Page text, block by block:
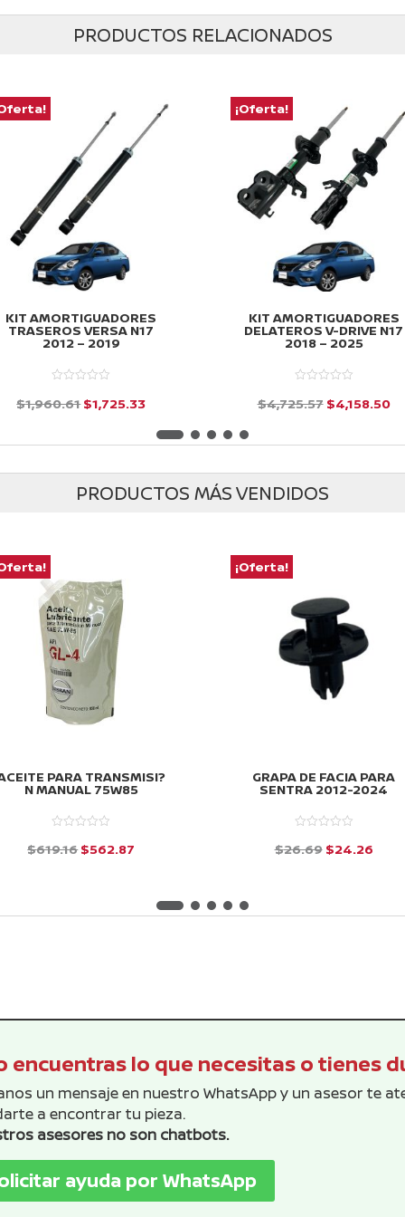
PRODUCTOS RELACIONADOS
KIT AMORTIGUADORES
TRASEROS VERSA N17
2012 – 2019
$1,960.61El
original
era:
$1,960.61.
$1,725.33El
precio
actual
es:
$1,725.33.
¡Oferta!
KIT AMORTIGUADORES
DELATEROS V-DRIVE N17
2018 – 2025
$4,725.57 El
original
era:
$4,725.57.
$4,158.50El
PRODUCTOS MÁS VENDIDOS
PARA TRANSMISI?
N MANUAL 75W85
$619.16El
era:
$562.87
es:
¡Oferta!
GRAPA DE FACIA PARA
SENTRA 2012-2024
$26.69 El
era:
$24.26El
es:
encuentras lo que necesitas o tienes
un mensaje en nuestro WhatsApp y un asesor te
a encontrar tu pieza.
asesores no son chatbots.
ayuda por WhatsApp